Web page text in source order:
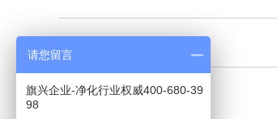
请您留言
旗兴企业-净化行业权威400-680-39
98